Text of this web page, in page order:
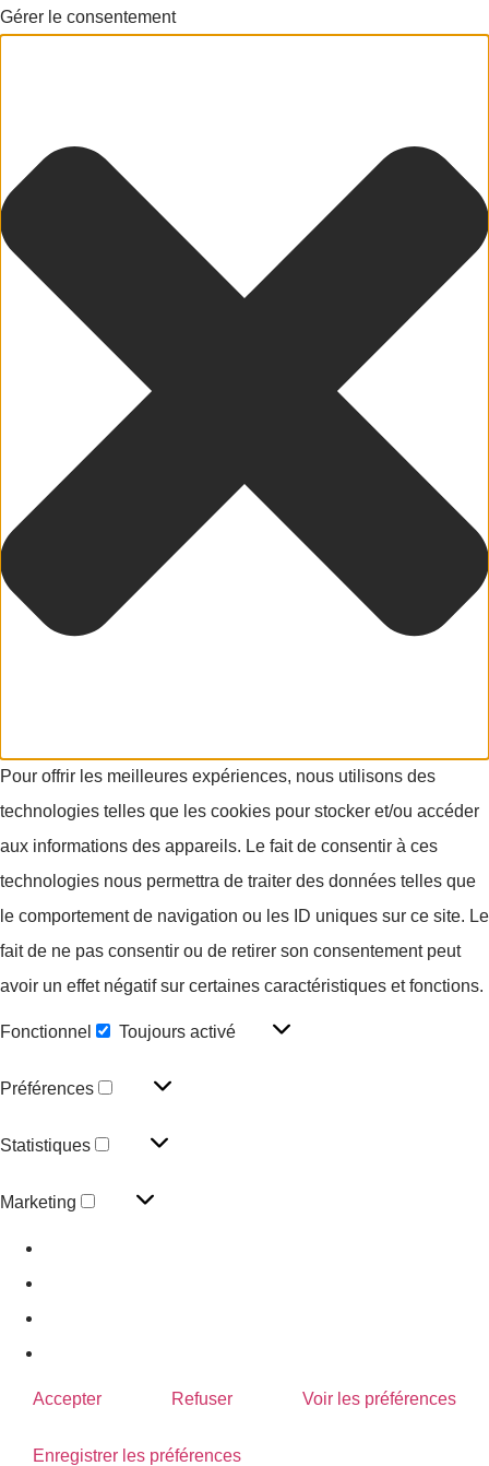
Gérer le consentement
Pour offrir les meilleures expériences, nous utilisons des
technologies telles que les cookies pour stocker et/ou accéder
aux informations des appareils. Le fait de consentir à ces
technologies nous permettra de traiter des données telles que
le comportement de navigation ou les ID uniques sur ce site. Le
fait de ne pas consentir ou de retirer son consentement peut
avoir un effet négatif sur certaines caractéristiques et fonctions.
Fonctionnel Toujours activé
Préférences
Statistiques
Marketing
Accepter Refuser Voir les préférences
Enregistrer les préférences